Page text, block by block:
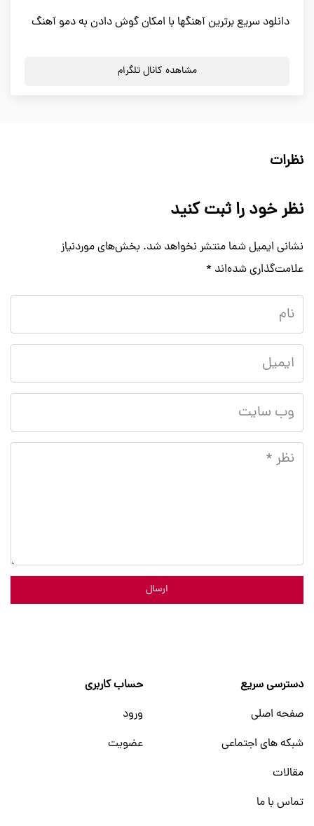
دانلود سریع برترین آهنگها با امکان گوش دادن به دمو آهنگ
مشاهده کانال تلگرام
نظرات
نظر خود را ثبت کنید
نشانی ایمیل شما منتشر نخواهد شد. بخش‌های موردنیاز
علامت‌گذاری شده‌اند *
ارسال
دسترسی سریع
صفحه اصلی
شبکه های اجتماعی
مقالات
تماس با ما
حساب کاربری
ورود
عضویت